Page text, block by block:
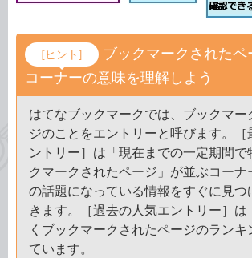
[ヒント]
ブックマークされたペ
コーナーの意味を理解しよう
はてなブックマークでは、ブックマー
ジのことをエントリーと呼びます。［
ントリー］は「現在までの一定期間で
クマークされたページ」が並ぶコーナ
の話題になっている情報をすぐに見つ
きます。［過去の人気エントリー］は
くブックマークされたページのランキ
ています。